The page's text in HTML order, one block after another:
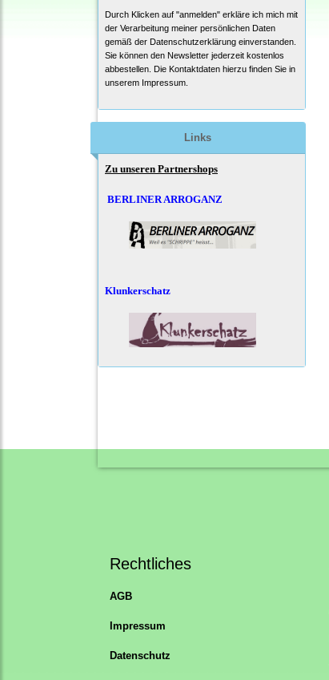
Durch Klicken auf "anmelden" erkläre ich mich mit
der Verarbeitung meiner persönlichen Daten
gemäß der Datenschutzerklärung einverstanden.
Sie können den Newsletter jederzeit kostenlos
abbestellen. Die Kontaktdaten hierzu finden Sie in
unserem Impressum.
Links
Zu unseren Partnershops
BERLINER ARROGANZ
Klunkerschatz
Rechtliches
AGB
Impressum
Datenschutz